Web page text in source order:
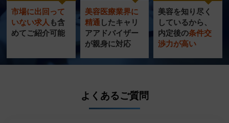
美容クリニック
特化型
圧倒的
求人数
充実の
転職サポート
市場に出回って
いない求人も含
めてご紹介可能
美容医療業界に
精通したキャリ
アアドバイザー
が親身に対応
美容を知り尽く
しているから、
内定後の条件交
渉力が高い
よくあるご質問